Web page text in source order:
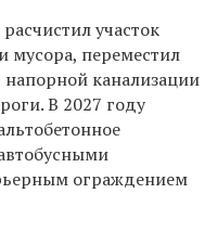
участок
мусора, переместил
канализации
В 2027 году
ограждением